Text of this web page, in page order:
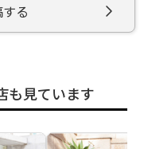
る
も見ています